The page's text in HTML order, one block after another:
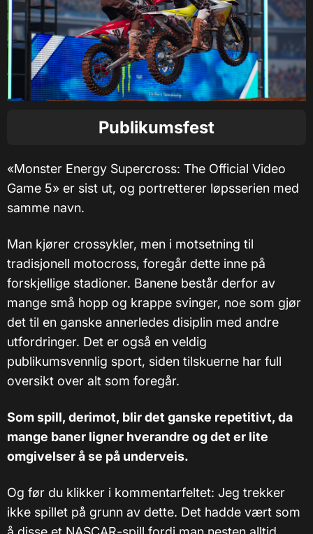
Publikumsfest
«Monster Energy Supercross: The Official Video
Game 5» er sist ut, og portretterer løpsserien med
samme navn.
Man kjører crossykler, men i motsetning til
tradisjonell motocross, foregår dette inne på
forskjellige stadioner. Banene består derfor av
mange små hopp og krappe svinger, noe som gjør
det til en ganske annerledes disiplin med andre
utfordringer. Det er også en veldig
publikumsvennlig sport, siden tilskuerne har full
oversikt over alt som foregår.
Som spill, derimot, blir det ganske repetitivt, da
mange baner ligner hverandre og det er lite
omgivelser å se på underveis.
Og før du klikker i kommentarfeltet: Jeg trekker
ikke spillet på grunn av dette. Det hadde vært som